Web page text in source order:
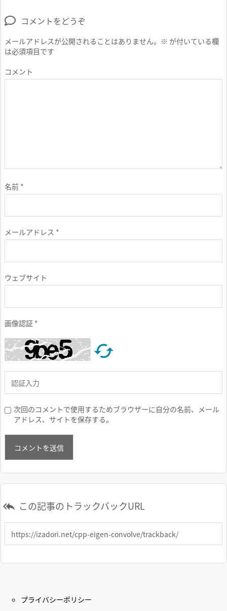
コメントをどうぞ
メールアドレスが公開されることはありません。 ※ が付いている欄
は必須項目です
コメント
名前 *
メールアドレス *
ウェブサイト
画像認証 *

次回のコメントで使用するためブラウザーに自分の名前、メール
アドレス、サイトを保存する。
 この記事のトラックバックURL
プライバシーポリシー